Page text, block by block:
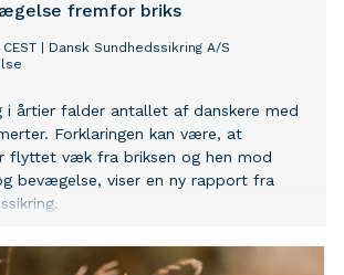
fremfor briks
Dansk Sundhedssikring A/S
i årtier falder antallet af danskere med
Forklaringen kan være, at
flyttet væk fra briksen og hen mod
bevægelse, viser en ny rapport fra